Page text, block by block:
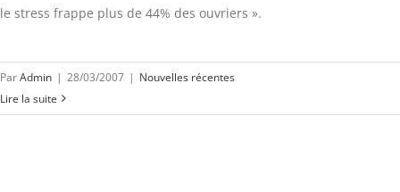
le stress frappe plus de 44% des ouvriers ».
ParAdmin | 28/03/2007 | Nouvelles récentes
Lire la suite